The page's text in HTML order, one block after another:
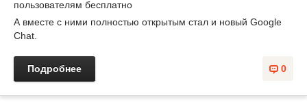
А вместе с ними полностью открытым стал и новый Google
Chat.
0
Подробнее